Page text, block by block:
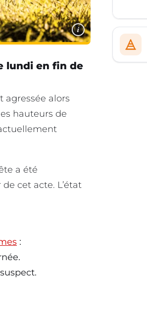
i
lundi en fin de
agressée alors
hauteurs de
a été
cet acte. L’état
: